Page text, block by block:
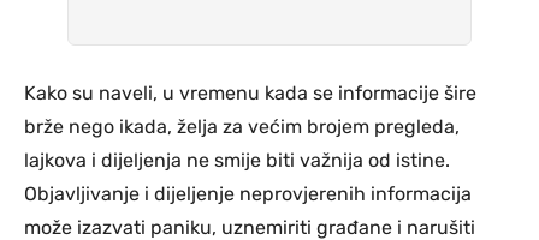
Kako su naveli, u vremenu kada se informacije šire
brže nego ikada, želja za većim brojem pregleda,
lajkova i dijeljenja ne smije biti važnija od istine.
Objavljivanje i dijeljenje neprovjerenih informacija
može izazvati paniku, uznemiriti građane i narušiti